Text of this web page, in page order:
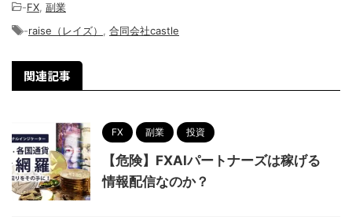
-FX, 副業
-raise（レイズ） , 合同会社castle
関連記事
FX 副業 投資
【危険】FXAIパートナーズは稼げる
情報配信なのか？